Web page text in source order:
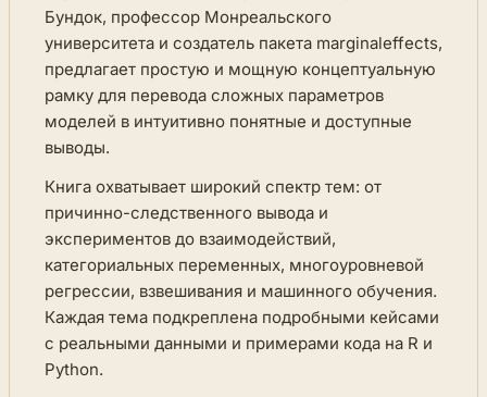
Бундок, профессор Монреальского
университета и создатель пакета marginaleffects,
предлагает простую и мощную концептуальную
рамку для перевода сложных параметров
моделей в интуитивно понятные и доступные
выводы.
Книга охватывает широкий спектр тем: от
причинно-следственного вывода и
экспериментов до взаимодействий,
категориальных переменных, многоуровневой
регрессии, взвешивания и машинного обучения.
Каждая тема подкреплена подробными кейсами
с реальными данными и примерами кода на R и
Python.